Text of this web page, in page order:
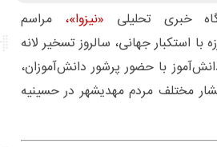
خبری تحلیلی «نیزوا»، مراسم
با استکبار جهانی، سالروز تسخیر لانه
با حضور پرشور دانش‌آموزان،
مختلف مردم مهدیشهر در حسینیه